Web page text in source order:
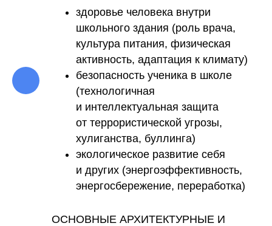
здоровье человека внутри
школьного здания (роль врача,
культура питания, физическая
активность, адаптация к климату)
безопасность ученика в школе
(технологичная
и интеллектуальная защита
от террористической угрозы,
хулиганства, буллинга)
экологическое развитие себя
и других (энергоэффективность,
энергосбережение, переработка)
ОСНОВНЫЕ АРХИТЕКТУРНЫЕ И